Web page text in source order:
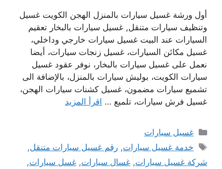
أول ورشة غسيل سيارات بالمنزل الهجن الكويت غسيل
وتنظيف سيارات متنقل, غسيل سيارات بالبخار تعقيم
السيارات عند البيت غسيل سيارات خارجي وداخلي،
غسيل مكائن السيارات، غسيل زنجات سيارات، أيضا
نعمل على غسيل سيارات بالبخار، نوفر عقود غسيل
سيارات الكويت، بوليش سيارات بالمنزل، بالإضافة الى
تشميع سيارات مضمون، غسيل كشنات سيارات الهجن،
غسيل فرش سيارات، تلميع … اقرأ المزيد
التصنيفات
غسيل سيارات
الوسوم
خدمة غسيل سيارات,رقم غسيل سيارات متنقل,
شركة غسيل سيارات, غسال سيارات, غسل سيارات,